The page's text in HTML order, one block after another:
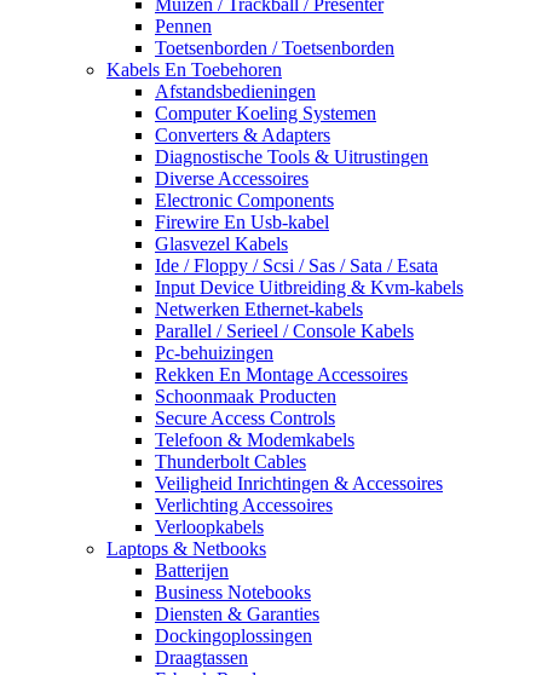
Pennen
Toetsenborden / Toetsenborden
Kabels En Toebehoren
Afstandsbedieningen
Computer Koeling Systemen
Converters & Adapters
Diagnostische Tools & Uitrustingen
Diverse Accessoires
Electronic Components
Firewire En Usb-kabel
Glasvezel Kabels
Ide / Floppy / Scsi / Sas / Sata / Esata
Input Device Uitbreiding & Kvm-kabels
Netwerken Ethernet-kabels
Parallel / Serieel / Console Kabels
Pc-behuizingen
Rekken En Montage Accessoires
Schoonmaak Producten
Secure Access Controls
Telefoon & Modemkabels
Thunderbolt Cables
Veiligheid Inrichtingen & Accessoires
Verlichting Accessoires
Verloopkabels
Laptops & Netbooks
Batterijen
Business Notebooks
Diensten & Garanties
Dockingoplossingen
Draagtassen